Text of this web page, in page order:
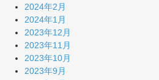
2024年2月
2024年1月
2023年12月
2023年11月
2023年10月
2023年9月